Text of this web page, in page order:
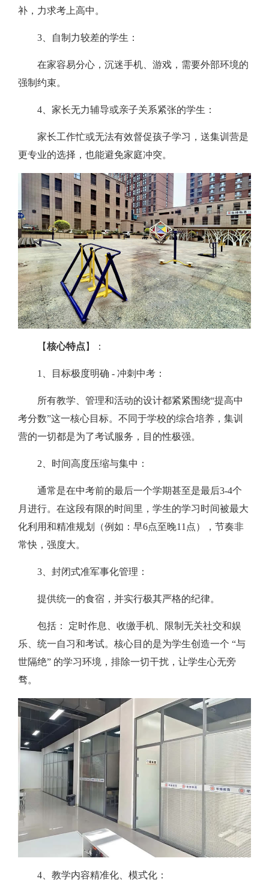
补，力求考上高中。
3、自制力较差的学生：
在家容易分心，沉迷手机、游戏，需要外部环境的
强制约束。
4、家长无力辅导或亲子关系紧张的学生：
家长工作忙或无法有效督促孩子学习，送集训营是
更专业的选择，也能避免家庭冲突。
【核心特点 】：
1、目标极度明确 - 冲刺中考：
所有教学、管理和活动的设计都紧紧围绕“提高中
考分数”这一核心目标。不同于学校的综合培养，集训
营的一切都是为了考试服务，目的性极强。
2、时间高度压缩与集中：
通常是在中考前的最后一个学期甚至是最后3-4个
月进行。在这段有限的时间里，学生的学习时间被最大
化利用和精准规划（例如：早6点至晚11点），节奏非
常快，强度大。
3、封闭式准军事化管理：
提供统一的食宿，并实行极其严格的纪律。
包括： 定时作息、收缴手机、限制无关社交和娱
乐、统一自习和考试。核心目的是为学生创造一个 “与
世隔绝” 的学习环境，排除一切干扰，让学生心无旁
骛。
4、教学内容精准化、模式化：